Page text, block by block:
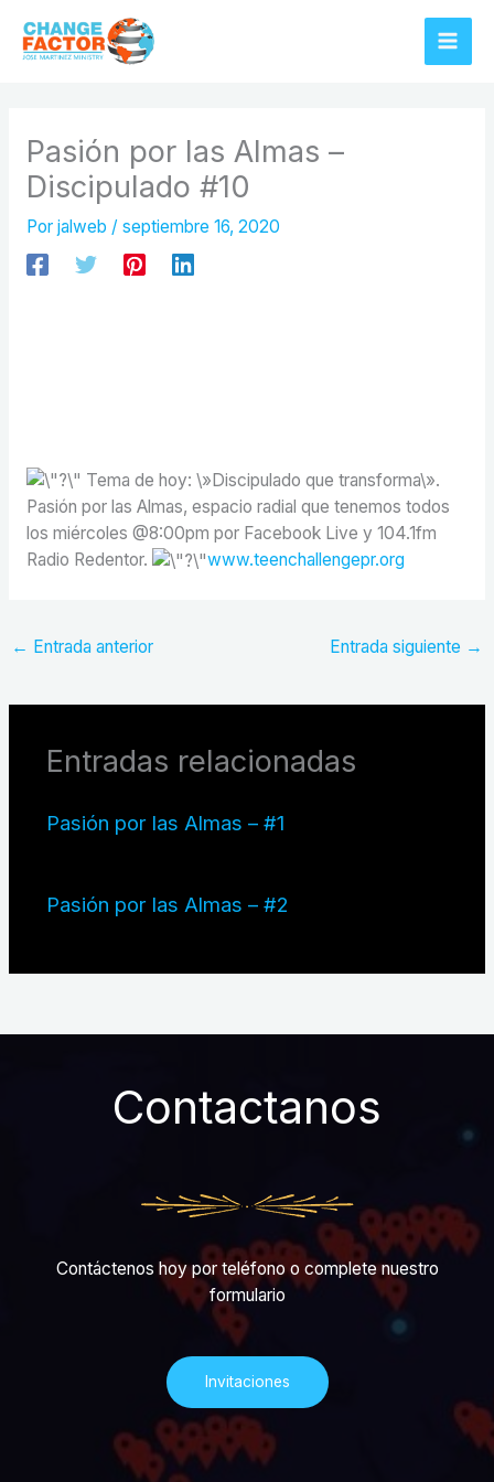
contenido
Pasión por las Almas –
Discipulado #10
Por jalweb / septiembre 16, 2020
Tema de hoy: \»Discipulado que transforma\».
Pasión por las Almas, espacio radial que tenemos todos
los miércoles @8:00pm por Facebook Live y 104.1fm
Radio Redentor.
www.teenchallengepr.org
← Entrada anterior Entrada siguiente →
Entradas relacionadas
Pasión por las Almas – #1
Pasión por las Almas – #2
Contactanos
Contáctenos hoy por teléfono o complete nuestro
formulario
Invitaciones